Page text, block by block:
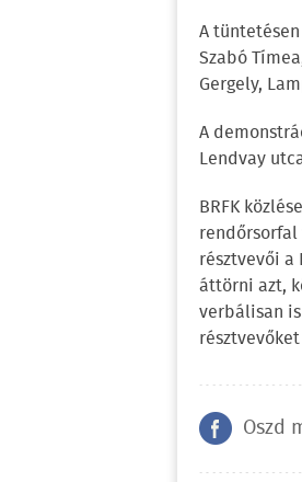
A
Szabó
Gergely,
A
Lendvay
BRFK
rendőrsorfal
résztvevői
áttörni azt,
verbálisan
Oszd